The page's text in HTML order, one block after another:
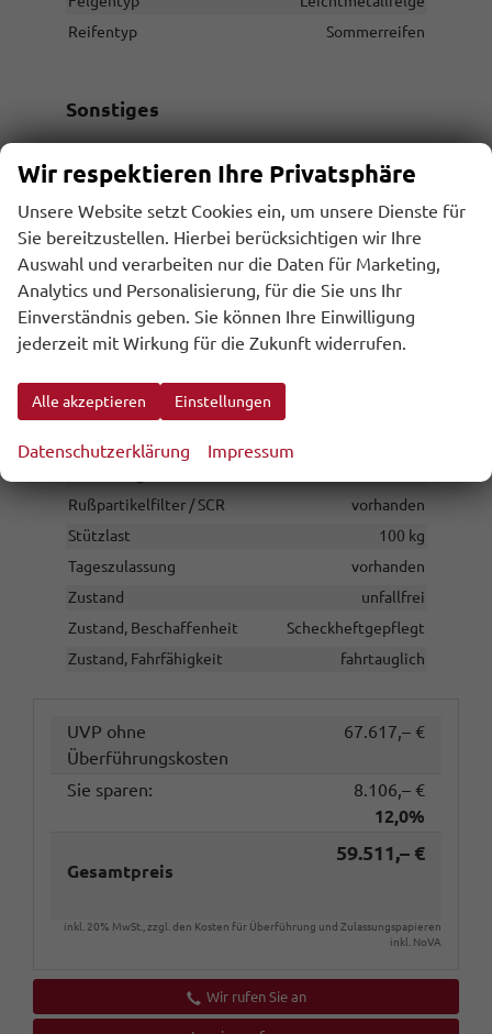
Reifentyp
Sommerreifen
Sonstiges
Antriebsart
Verbrennungsmotor (ICE)
Anzahl Türen
5-türig
Erstzulassung
31.07.2026
Garantieleistung
Fahrzeuggarantie
Innenausstattung
Schwarz
Kilometerstand
Lackierung
Leergewicht
Nichtraucher-Fahrzeug
Rußpartikelfilter / SCR
vorhanden
Stützlast
100 kg
Tageszulassung
vorhanden
Zustand
unfallfrei
Zustand, Beschaffenheit
Scheckheftgepflegt
Zustand, Fahrfähigkeit
fahrtauglich
UVP ohne
Überführungskosten
67.617,– €
Sie sparen:
8.106,– €
12,0%
Gesamtpreis
59.511,– €
inkl. 20% MwSt., zzgl. den Kosten für Überführung und Zulassungspapieren
inkl. NoVA
Wir rufen Sie an
Wir respektieren Ihre Privatsphäre
Unsere Website setzt Cookies ein, um unsere Dienste für
Sie bereitzustellen. Hierbei berücksichtigen wir Ihre
Auswahl und verarbeiten nur die Daten für Marketing,
Analytics und Personalisierung, für die Sie uns Ihr
Einverständnis geben. Sie können Ihre Einwilligung
jederzeit mit Wirkung für die Zukunft widerrufen.
Alle akzeptieren Einstellungen
Datenschutzerklärung Impressum